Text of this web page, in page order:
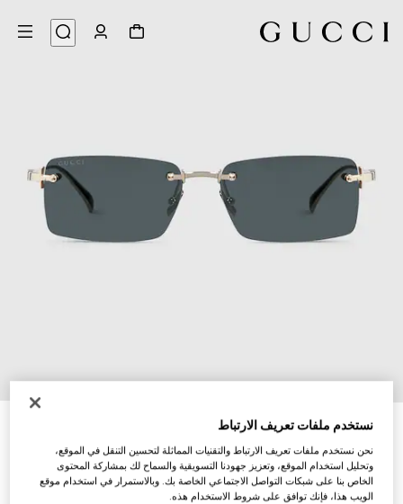
نظارات شمسية بإطار مستطيل الشكل
تنويعاتذهبي فاتح
نستخدم ملفات تعريف الارتباط
نحن نستخدم ملفات تعريف الارتباط والتقنيات المماثلة لتحسين التنقل في الموقع،
وتحليل استخدام الموقع، وتعزيز جهودنا التسويقية والسماح لك بمشاركة المحتوى
الخاص بنا على شبكات التواصل الاجتماعي الخاصة بك. وبالاستمرار في استخدام موقع
الويب هذا، فإنك توافق على شروط الاستخدام هذه.